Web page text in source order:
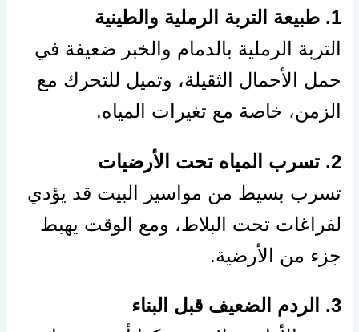
1. طبيعة التربة الرملية والطينية
التربة الرملية بالدمام والخبر ضعيفة في
حمل الأحمال الثقيلة، وتميل للتحرك مع
الزمن، خاصة مع تغيرات المياه.
2. تسرب المياه تحت الأرضيات
تسرب بسيط من مواسير البيت قد يؤدي
لفراغات تحت البلاط، ومع الوقت يهبط
جزء من الأرضية.
3. الردم الضعيف قبل البناء